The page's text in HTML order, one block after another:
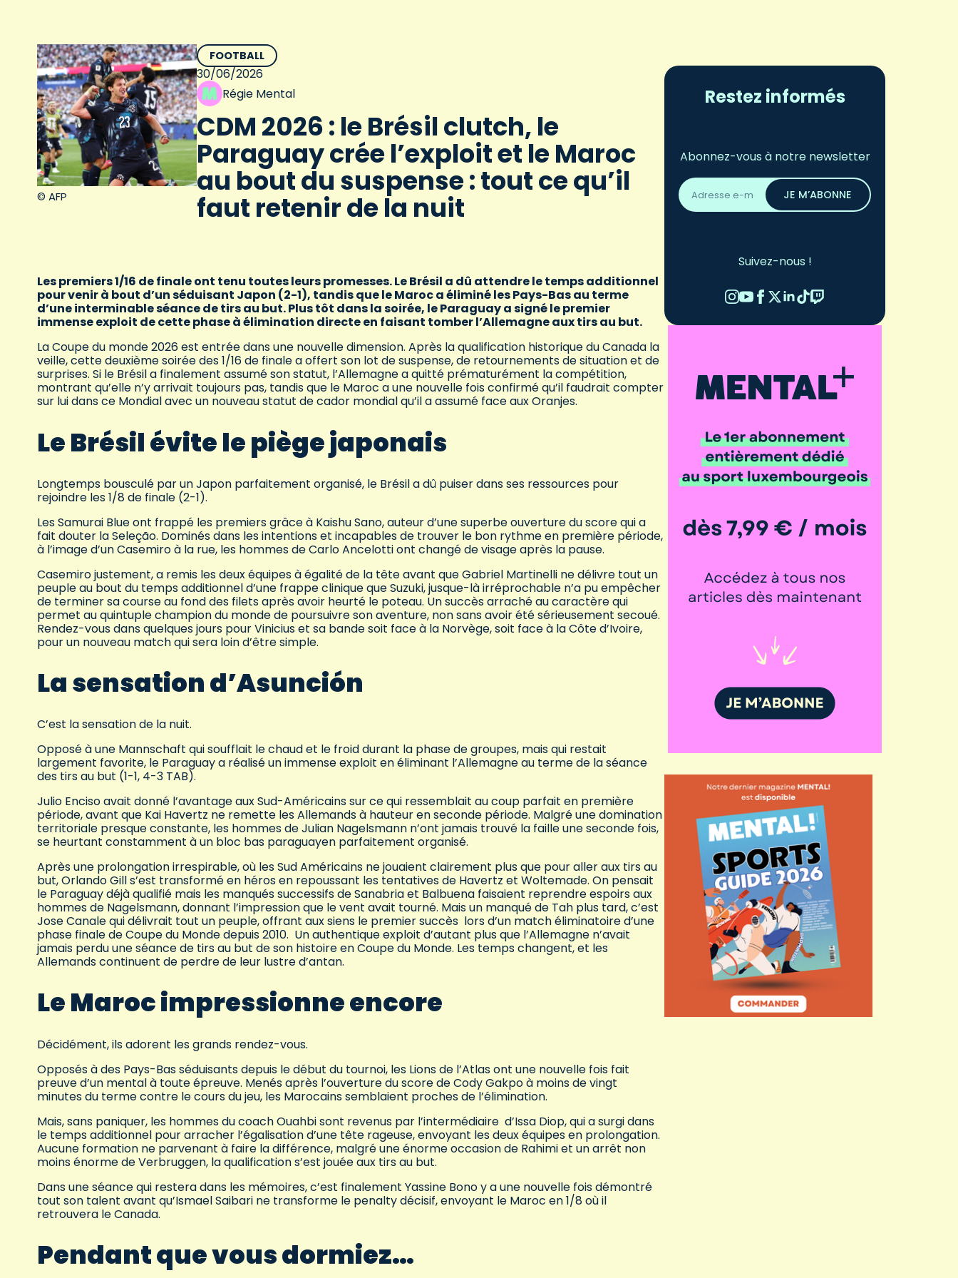
© AFP
FOOTBALL
30/06/2026
Régie Mental
CDM 2026 : le Brésil clutch, le
Paraguay crée l’exploit et le Maroc
au bout du suspense : tout ce qu’il
faut retenir de la nuit
Les premiers 1/16 de finale ont tenu toutes leurs promesses. Le Brésil a dû attendre le temps additionnel
pour venir à bout d’un séduisant Japon (2-1), tandis que le Maroc a éliminé les Pays-Bas au terme
d’une interminable séance de tirs au but. Plus tôt dans la soirée, le Paraguay a signé le premier
immense exploit de cette phase à élimination directe en faisant tomber l’Allemagne aux tirs au but.
La Coupe du monde 2026 est entrée dans une nouvelle dimension. Après la qualification historique du Canada la
veille, cette deuxième soirée des 1/16 de finale a offert son lot de suspense, de retournements de situation et de
surprises. Si le Brésil a finalement assumé son statut, l’Allemagne a quitté prématurément la compétition,
montrant qu’elle n’y arrivait toujours pas, tandis que le Maroc a une nouvelle fois confirmé qu’il faudrait compter
sur lui dans ce Mondial avec un nouveau statut de cador mondial qu’il a assumé face aux Oranjes.
Le Brésil évite le piège japonais
Longtemps bousculé par un Japon parfaitement organisé, le Brésil a dû puiser dans ses ressources pour
rejoindre les 1/8 de finale (2-1).
Les Samurai Blue ont frappé les premiers grâce à Kaishu Sano, auteur d’une superbe ouverture du score qui a
fait douter la Seleção. Dominés dans les intentions et incapables de trouver le bon rythme en première période,
à l’image d’un Casemiro à la rue, les hommes de Carlo Ancelotti ont changé de visage après la pause.
Casemiro justement, a remis les deux équipes à égalité de la tête avant que Gabriel Martinelli ne délivre tout un
peuple au bout du temps additionnel d’une frappe clinique que Suzuki, jusque-là irréprochable n’a pu empêcher
de terminer sa course au fond des filets après avoir heurté le poteau. Un succès arraché au caractère qui
permet au quintuple champion du monde de poursuivre son aventure, non sans avoir été sérieusement secoué.
Rendez-vous dans quelques jours pour Vinicius et sa bande soit face à la Norvège, soit face à la Côte d’Ivoire,
pour un nouveau match qui sera loin d’être simple.
La sensation d’Asunción
C’est la sensation de la nuit.
Opposé à une Mannschaft qui soufflait le chaud et le froid durant la phase de groupes, mais qui restait
largement favorite, le Paraguay a réalisé un immense exploit en éliminant l’Allemagne au terme de la séance
des tirs au but (1-1, 4-3 TAB).
Julio Enciso avait donné l’avantage aux Sud-Américains sur ce qui ressemblait au coup parfait en première
période, avant que Kai Havertz ne remette les Allemands à hauteur en seconde période. Malgré une domination
territoriale presque constante, les hommes de Julian Nagelsmann n’ont jamais trouvé la faille une seconde fois,
se heurtant constamment à un bloc bas paraguayen parfaitement organisé.
Après une prolongation irrespirable, où les Sud Américains ne jouaient clairement plus que pour aller aux tirs au
but, Orlando Gill s’est transformé en héros en repoussant les tentatives de Havertz et Woltemade. On pensait
le Paraguay déjà qualifié mais les manqués successifs de Sanabria et Balbuena faisaient reprendre espoirs aux
hommes de Nagelsmann, donnant l’impression que le vent avait tourné. Mais un manqué de Tah plus tard, c’est
Jose Canale qui délivrait tout un peuple, offrant aux siens le premier succès lors d’un match éliminatoire d’une
phase finale de Coupe du Monde depuis 2010. Un authentique exploit d’autant plus que l’Allemagne n’avait
jamais perdu une séance de tirs au but de son histoire en Coupe du Monde. Les temps changent, et les
Allemands continuent de perdre de leur lustre d’antan.
Le Maroc impressionne encore
Décidément, ils adorent les grands rendez-vous.
Opposés à des Pays-Bas séduisants depuis le début du tournoi, les Lions de l’Atlas ont une nouvelle fois fait
preuve d’un mental à toute épreuve. Menés après l’ouverture du score de Cody Gakpo à moins de vingt
minutes du terme contre le cours du jeu, les Marocains semblaient proches de l’élimination.
Mais, sans paniquer, les hommes du coach Ouahbi sont revenus par l’intermédiaire d’Issa Diop, qui a surgi dans
le temps additionnel pour arracher l’égalisation d’une tête rageuse, envoyant les deux équipes en prolongation.
Aucune formation ne parvenant à faire la différence, malgré une énorme occasion de Rahimi et un arrêt non
moins énorme de Verbruggen, la qualification s’est jouée aux tirs au but.
Dans une séance qui restera dans les mémoires, c’est finalement Yassine Bono y a une nouvelle fois démontré
tout son talent avant qu’Ismael Saibari ne transforme le penalty décisif, envoyant le Maroc en 1/8 où il
retrouvera le Canada.
Pendant que vous dormiez…
Restez informés
Abonnez-vous à notre newsletter
Adresse
email
*
JE M’ABONNE
Suivez-nous !